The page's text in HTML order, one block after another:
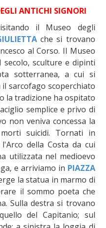
ANTICHI SIGNORI
il Museo degli
che si trovano
al Corso. Il Museo
secolo, sculture e dipinti
sotterranea, a cui si
sarcofago scoperchiato
la tradizione ha ospitato
semplice e privo di
non veniva concessa la
suicidi. Tornati in
della Costa da cui
utilizzata nel medioevo
e arriviamo in PIAZZA
la statua in marmo di
il sommo poeta che
Sulla destra si trovano
del Capitanio; sul